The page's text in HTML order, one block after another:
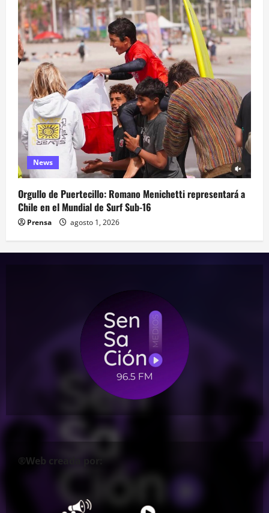
News
Orgullo de Puertecillo: Romano Menichetti representará a
Chile en el Mundial de Surf Sub-16
Prensa agosto 1, 2026
®Web creada por: